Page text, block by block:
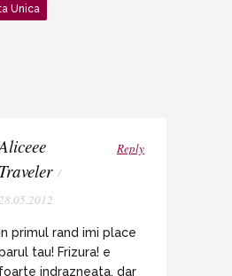
Unica
Traveler /
28.05.2012
Reply
primul rand imi place
tau! Frizura! e
foarte indrazneata, dar